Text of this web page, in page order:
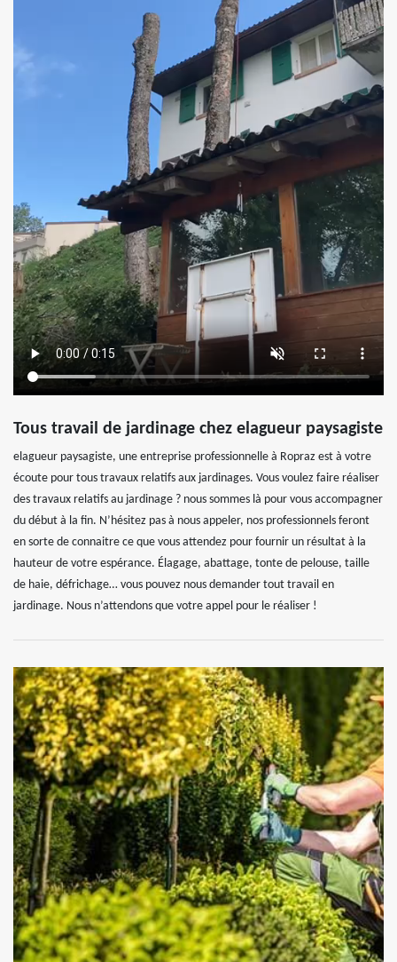
Tous travail de jardinage chez elagueur paysagiste
elagueur paysagiste, une entreprise professionnelle à Ropraz est à votre
écoute pour tous travaux relatifs aux jardinages. Vous voulez faire réaliser
des travaux relatifs au jardinage ? nous sommes là pour vous accompagner
du début à la fin. N’hésitez pas à nous appeler, nos professionnels feront
en sorte de connaitre ce que vous attendez pour fournir un résultat à la
hauteur de votre espérance. Élagage, abattage, tonte de pelouse, taille
de haie, défrichage… vous pouvez nous demander tout travail en
jardinage. Nous n’attendons que votre appel pour le réaliser !